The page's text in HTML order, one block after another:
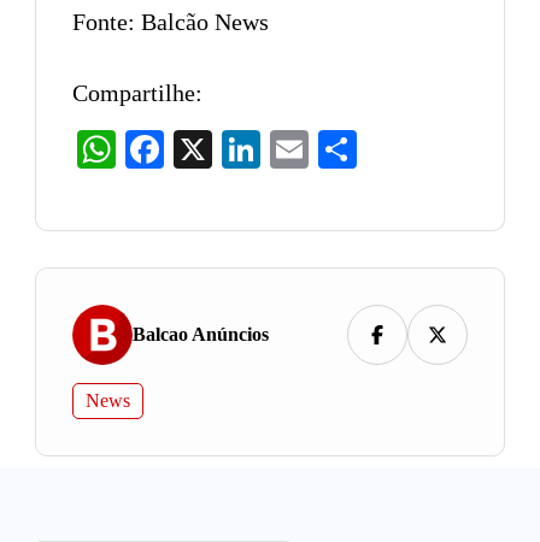
Fonte: Balcão News
Compartilhe:
WhatsAppFacebook LinkedIn
Email
Balcao Anúncios
News